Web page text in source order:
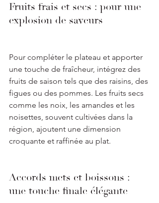
Fruits frais et secs : pour une
explosion de saveurs
Pour compléter le plateau et apporter
une touche de fraîcheur, intégrez des
fruits de saison tels que des raisins, des
figues ou des pommes. Les fruits secs
comme les noix, les amandes et les
noisettes, souvent cultivées dans la
région, ajoutent une dimension
croquante et raffinée au plat.
Accords mets et boissons :
une touche finale élégante